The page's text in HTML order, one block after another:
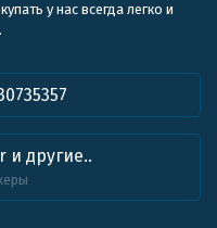
у нас всегда легко и
и другие..